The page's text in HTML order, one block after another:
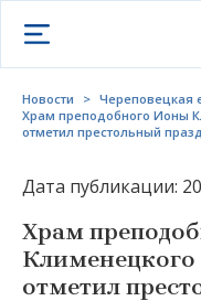
Открыть меню
Новости > Череповецкая
Храм преподобного Ионы
отметил престольный
Дата публикации:
Храм
Клименецкого
отметил